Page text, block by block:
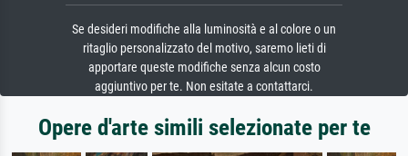
Se desideri modifiche alla luminosità e al colore o un
ritaglio personalizzato del motivo, saremo lieti di
apportare queste modifiche senza alcun costo
aggiuntivo per te. Non esitate a contattarci.
Opere d'arte simili selezionate per te